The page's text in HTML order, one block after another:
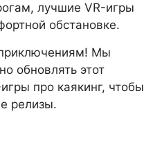
лучшие VR-игры
обстановке.
приключениям! Мы
обновлять этот
про каякинг, чтобы
релизы.